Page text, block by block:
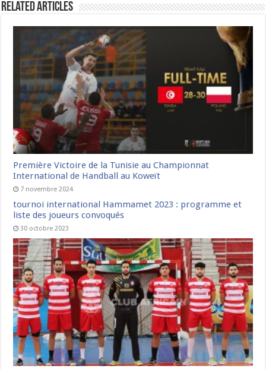
Related Articles
Première Victoire de la Tunisie au Championnat
International de Handball au Koweït
7 novembre 2024
tournoi international Hammamet 2023 : programme et
liste des joueurs convoqués
30 octobre 2023